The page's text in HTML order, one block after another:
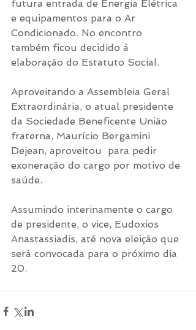
futura entrada de Energia Elétrica
e equipamentos para o Ar
Condicionado. No encontro
também ficou decidido á
elaboração do Estatuto Social.
Aproveitando a Assembleia Geral
Extraordinária, o atual presidente
da Sociedade Beneficente União
fraterna, Maurício Bergamini
Dejean, aproveitou  para pedir
exoneração do cargo por motivo de
saúde.
Assumindo interinamente o cargo
de presidente, o vice, Eudoxios
Anastassiadis, até nova eleição que
será convocada para o próximo dia
20.